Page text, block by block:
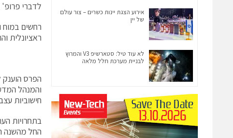
לדברי
רחשים
ראציונלית
והמנהל
חישוביות
בתחרויות
החל מהשנה
אירוע הצגת יינות כשרים – צור עולם
של יין
לא עוד טיל: סטארשיפ V3 והמרוץ
לבניית מערכת חלל מלאה